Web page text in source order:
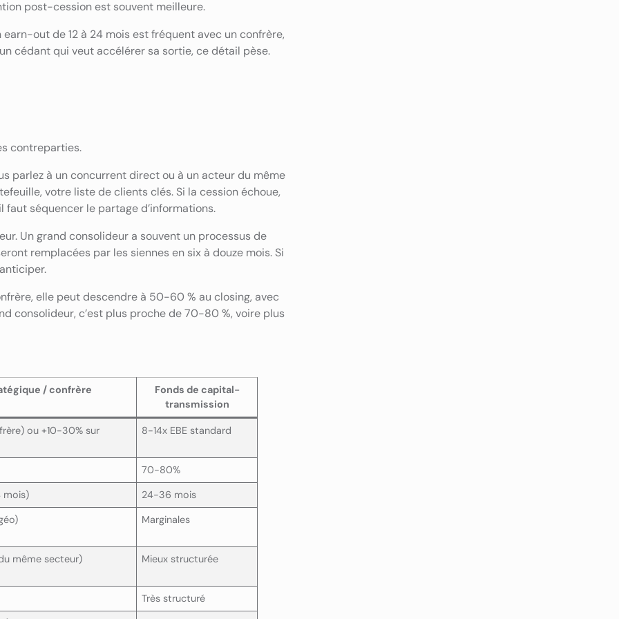
post-cession est souvent meilleure.
out de 12 à 24 mois est fréquent avec un confrère,
cédant qui veut accélérer sa sortie, ce détail pèse.
contreparties.
parlez à un concurrent direct ou à un acteur du même
votre liste de clients clés. Si la cession échoue,
faut séquencer le partage d’informations.
Un grand consolideur a souvent un processus de
remplacées par les siennes en six à douze mois. Si
elle peut descendre à 50-60 % au closing, avec
consolideur, c’est plus proche de 70-80 %, voire plus
/ confrère
Fonds de capital-
transmission
ou +10-30% sur 8-14x EBE standard
70-80%
mois)
24-36 mois
Marginales
même secteur) Mieux structurée
Très structuré